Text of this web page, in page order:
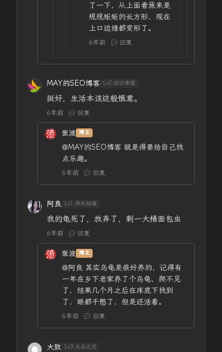
了一下，从上面看原来是
规规矩矩的长方形，现在
上口边缘都变形了。
6年前 回复
MAY的SEO博客 Lv2.初识寒暄
挺好，生活本该这般惬意。
6年前 回复
张波 博主
@MAY的SEO博客 就是得要给自己找
点乐趣。
6年前 回复
阿良 Lv1.萍水相逢
我的龟死了，放弃了，剩一大桶面包虫
6年前 回复
张波 博主
@阿良 其实乌龟是很好养的，记得有
一年在乡下老家养了个乌龟，爬不见
了，结果几个月之后在床底下找到
了，眼都干憋了，但是还活着。
6年前 回复
大致 Lv3.点头之交